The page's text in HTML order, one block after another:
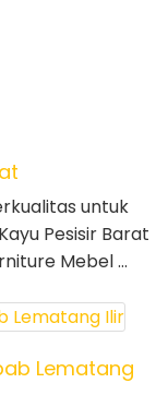
untuk
Pesisir Barat
Mebel …
Lematang